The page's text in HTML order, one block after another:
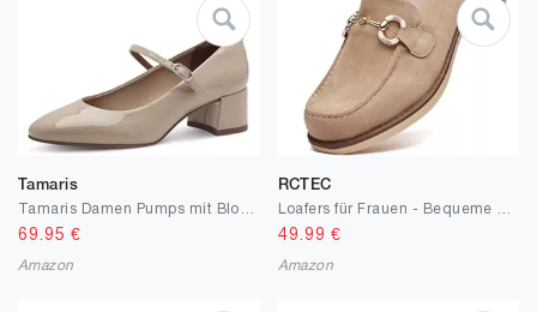
Tamaris
69.95 €
Amazon
RCTEC
49.99 €
Amazon